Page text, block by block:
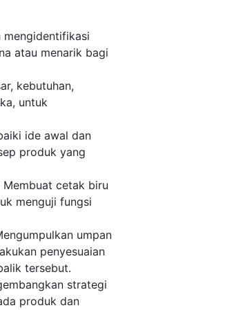
mengidentifikasi
atau menarik bagi
kebutuhan,
untuk
ide awal dan
produk yang
Membuat cetak biru
menguji fungsi
umpan
penyesuaian
tersebut.
strategi
produk dan